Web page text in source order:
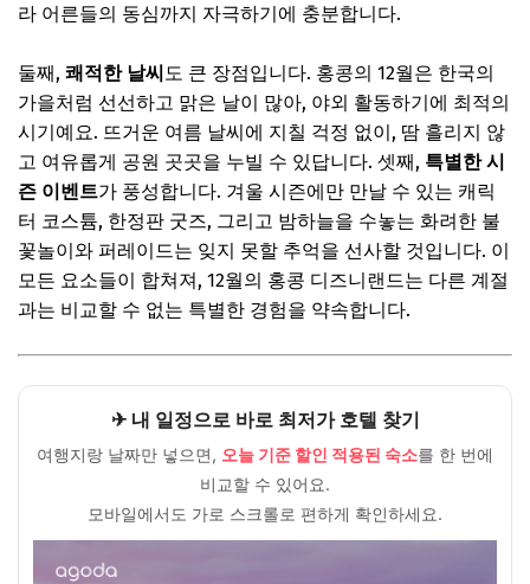
🎁 요즘 다들 사는 “가성비 꿀템” 먼저 보고 가세요
💸 넷플릭스·유튜브·ChatGPT, 제값 내지 말고 할인해서 쓰세
[DAY 2] 디즈니랜드의 숨겨진 보석 찾기 & 알뜰하게 즐기기
오전: 놓쳤던 어트랙션 방문 & 굿즈 쇼핑 팁
점심: 스낵 위주로 가볍게, 또는 외부 식사 고려
오후: 아이들이 지쳐할 때, 쉬어갈 수 있는 곳
예산 절약 팁: 현명하게 디즈니랜드를 즐기는 방법
상세 예산 분석: 아이와 함께하는 홍콩 디즈니랜드, 얼마면
충분할까?
🎁 요즘 다들 사는 “가성비 꿀템” 먼저 보고 가세요
💸 넷플릭스·유튜브·ChatGPT, 제값 내지 말고 할인해서 쓰세
라 어른들의 동심까지 자극하기에 충분합니다.
둘째, 쾌적한 날씨도 큰 장점입니다. 홍콩의 12월은 한국의
가을처럼 선선하고 맑은 날이 많아, 야외 활동하기에 최적의
시기예요. 뜨거운 여름 날씨에 지칠 걱정 없이, 땀 흘리지 않
고 여유롭게 공원 곳곳을 누빌 수 있답니다. 셋째, 특별한 시
즌 이벤트가 풍성합니다. 겨울 시즌에만 만날 수 있는 캐릭
터 코스튬, 한정판 굿즈, 그리고 밤하늘을 수놓는 화려한 불
꽃놀이와 퍼레이드는 잊지 못할 추억을 선사할 것입니다. 이
모든 요소들이 합쳐져, 12월의 홍콩 디즈니랜드는 다른 계절
과는 비교할 수 없는 특별한 경험을 약속합니다.
✈ 내 일정으로 바로 최저가 호텔 찾기
여행지랑 날짜만 넣으면, 오늘 기준 할인 적용된 숙소를 한 번에
비교할 수 있어요.
모바일에서도 가로 스크롤로 편하게 확인하세요.